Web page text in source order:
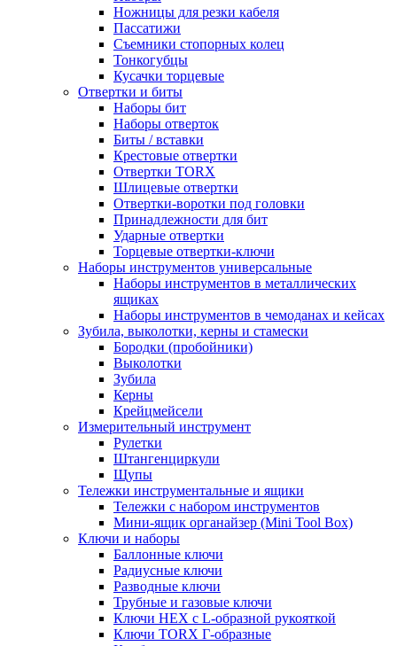
Ножницы для резки кабеля
Пассатижи
Съемники стопорных колец
Тонкогубцы
Кусачки торцевые
Отвертки и биты
Наборы бит
Наборы отверток
Биты / вставки
Крестовые отвертки
Отвертки TORX
Шлицевые отвертки
Отвертки-воротки под головки
Принадлежности для бит
Ударные отвертки
Торцевые отвертки-ключи
Наборы инструментов универсальные
Наборы инструментов в металлических
ящиках
Наборы инструментов в чемоданах и кейсах
Зубила, выколотки, керны и стамески
Бородки (пробойники)
Выколотки
Зубила
Керны
Крейцмейсели
Измерительный инструмент
Рулетки
Штангенциркули
Щупы
Тележки инструментальные и ящики
Тележки с набором инструментов
Мини-ящик органайзер (Mini Tool Box)
Ключи и наборы
Баллонные ключи
Радиусные ключи
Разводные ключи
Трубные и газовые ключи
Ключи HEX с L-образной рукояткой
Ключи TORX Г-образные